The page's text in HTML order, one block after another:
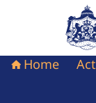
Home